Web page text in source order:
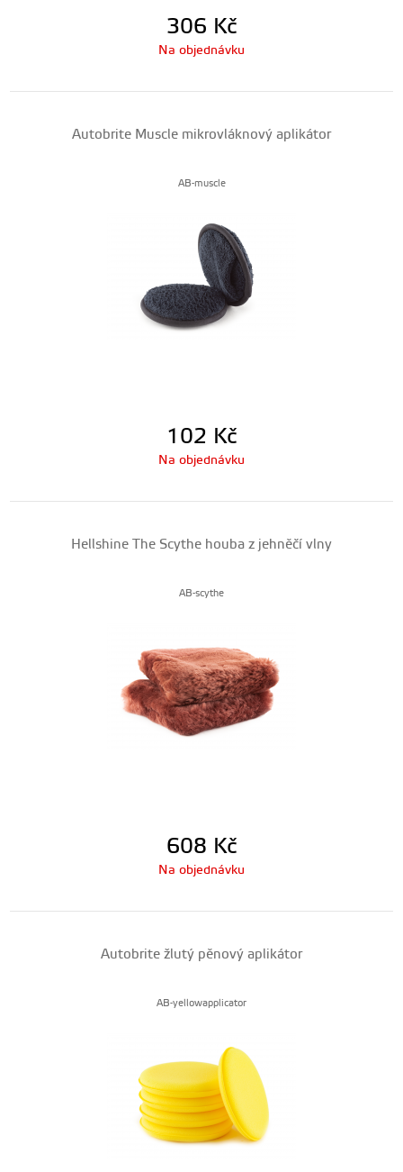
306 Kč
Na objednávku
Autobrite Muscle mikrovláknový aplikátor
AB-muscle
102 Kč
Na objednávku
Hellshine The Scythe houba z jehněčí vlny
AB-scythe
608 Kč
Na objednávku
Autobrite žlutý pěnový aplikátor
AB-yellowapplicator